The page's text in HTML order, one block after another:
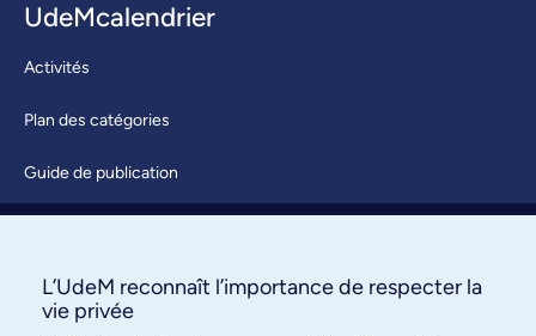
UdeMcalendrier
Activités
Plan des catégories
Guide de publication
À propos / Nous joindre
L’UdeM reconnaît l’importance de respecter la
vie privée